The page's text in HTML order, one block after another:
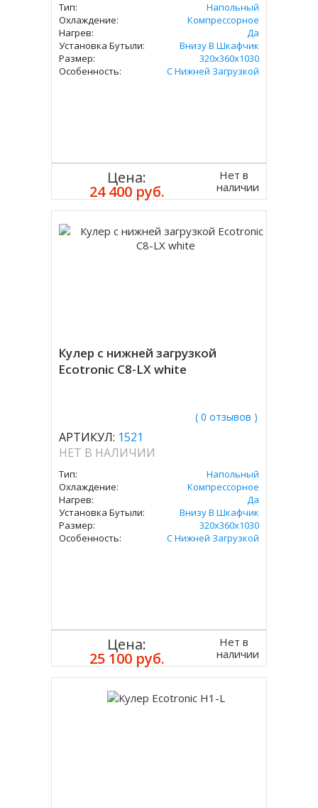
Тип:
Напольный
Охлаждение:
Компрессорное
Нагрев:
Да
Установка Бутыли:
Внизу В Шкафчик
Размер:
320x360х1030
Особенность:
С Нижней Загрузкой
Цена:
24 400 руб.
Нет в
наличии
Кулер с нижней загрузкой
Ecotronic C8-LX white
( 0 отзывов )
АРТИКУЛ: 1521
НЕТ В НАЛИЧИИ
Тип:
Напольный
Охлаждение:
Компрессорное
Нагрев:
Да
Установка Бутыли:
Внизу В Шкафчик
Размер:
320x360х1030
Особенность:
С Нижней Загрузкой
Цена:
25 100 руб.
Нет в
наличии